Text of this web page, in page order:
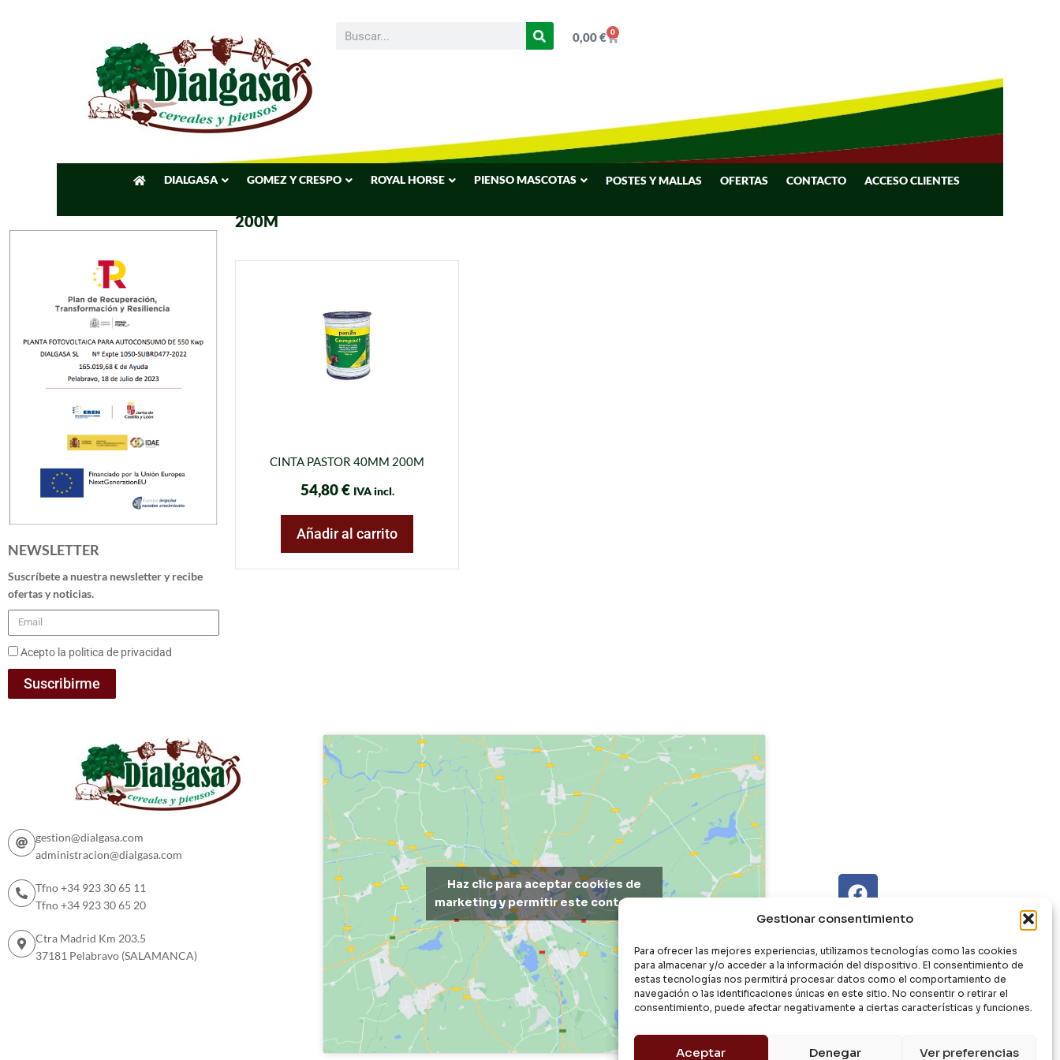
Gestionar consentimiento
Para ofrecer las mejores experiencias, utilizamos tecnologías como las cookies
para almacenar y/o acceder a la información del dispositivo. El consentimiento de
estas tecnologías nos permitirá procesar datos como el comportamiento de
navegación o las identificaciones únicas en este sitio. No consentir o retirar el
consentimiento, puede afectar negativamente a ciertas características y funciones.
Aceptar Denegar Ver preferencias
0,00€ 0
DIALGASA GOMEZ Y CRESPO ROYAL HORSE PIENSO MASCOTAS POSTES Y MALLAS OFERTAS CONTACTO ACCESO CLIENTES
NEWSLETTER
Suscríbete a nuestra newsletter y recibe
ofertas y noticias.
Acepto la politica de privacidad
Suscribirme
200M
CINTA PASTOR 40MM 200M
54,80€ IVA incl.
Añadir al carrito
gestion@dialgasa.com
administracion@dialgasa.com
Tfno +34 923 30 65 11
Tfno +34 923 30 65 20
Ctra Madrid Km 203.5
37181 Pelabravo (SALAMANCA)
Haz clic para aceptar cookies de
marketing y permitir este contenido